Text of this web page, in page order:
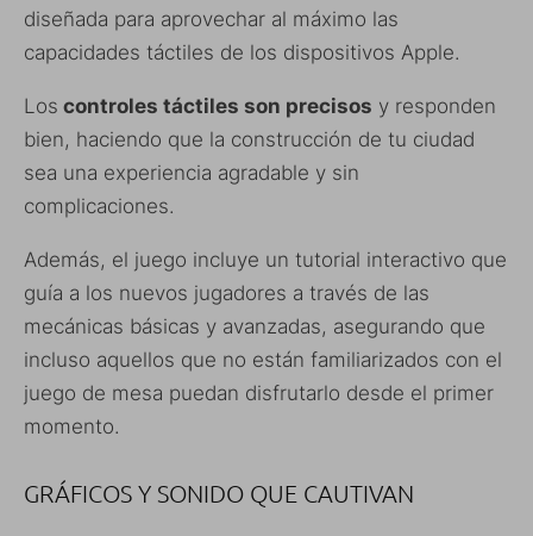
diseñada para aprovechar al máximo las
capacidades táctiles de los dispositivos Apple.
Los controles táctiles son precisos y responden
bien, haciendo que la construcción de tu ciudad
sea una experiencia agradable y sin
complicaciones.
Además, el juego incluye un tutorial interactivo que
guía a los nuevos jugadores a través de las
mecánicas básicas y avanzadas, asegurando que
incluso aquellos que no están familiarizados con el
juego de mesa puedan disfrutarlo desde el primer
momento.
GRÁFICOS Y SONIDO QUE CAUTIVAN